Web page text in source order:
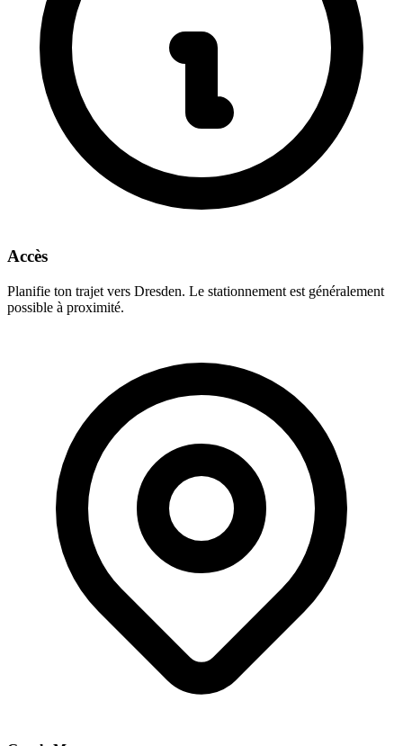
Accès
Planifie ton trajet vers Dresden. Le stationnement est généralement
possible à proximité.